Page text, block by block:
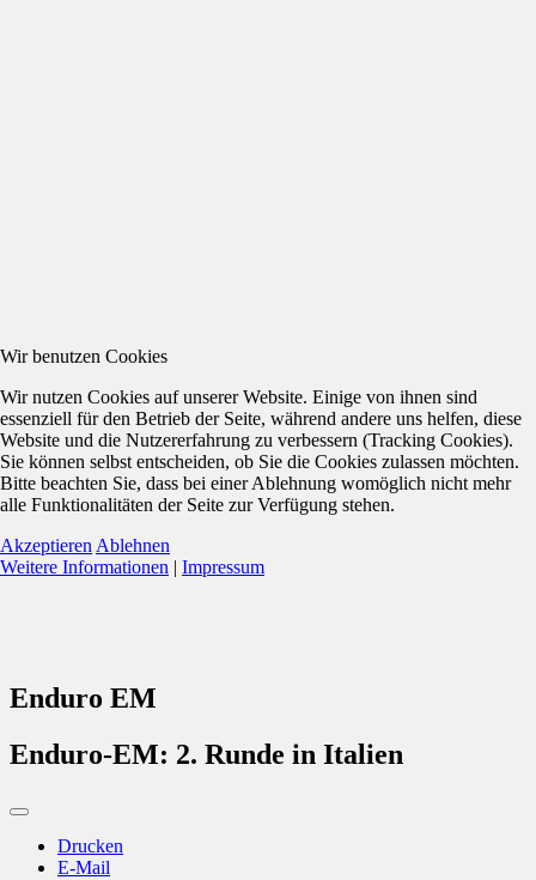
Enduro EM
Enduro-EM: 2. Runde in Italien
Drucken
E-Mail
Wir benutzen Cookies
Wir nutzen Cookies auf unserer Website. Einige von ihnen sind
essenziell für den Betrieb der Seite, während andere uns helfen, diese
Website und die Nutzererfahrung zu verbessern (Tracking Cookies).
Sie können selbst entscheiden, ob Sie die Cookies zulassen möchten.
Bitte beachten Sie, dass bei einer Ablehnung womöglich nicht mehr
alle Funktionalitäten der Seite zur Verfügung stehen.
Akzeptieren Ablehnen
Weitere Informationen | Impressum